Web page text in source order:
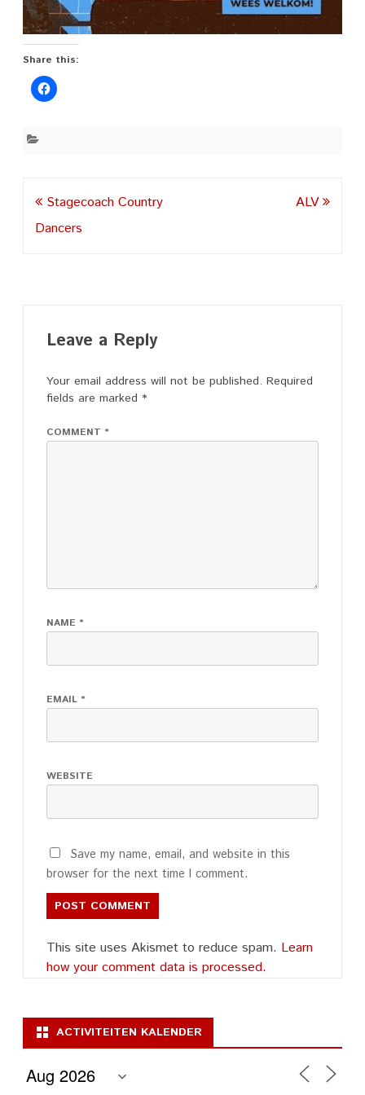
Share this:
Post
navigation
Stagecoach Country
Dancers
ALV
Leave a Reply
Your email address will not be published. Required
fields are marked *
COMMENT *
NAME *
EMAIL *
WEBSITE
Save my name, email, and website in this
browser for the next time I comment.
This site uses Akismet to reduce spam. Learn
how your comment data is processed.
ACTIVITEITEN KALENDER